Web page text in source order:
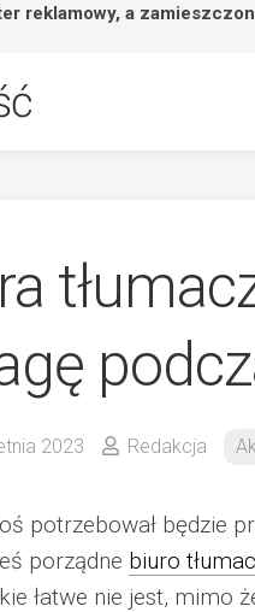
reklamowy, a
2023 Redakcja
potrzebował będzie
porządne biuro
łatwe nie jest, mimo